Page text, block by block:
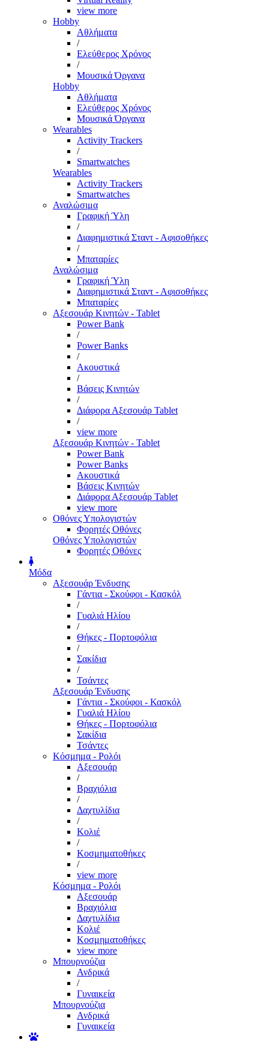
view more
Hobby
Αθλήματα
/
Ελεύθερος Χρόνος
/
Μουσικά Όργανα
Hobby
Αθλήματα
Ελεύθερος Χρόνος
Μουσικά Όργανα
Wearables
Activity Trackers
/
Smartwatches
Wearables
Activity Trackers
Smartwatches
Αναλώσιμα
Γραφική Ύλη
/
Διαφημιστικά Σταντ - Αφισοθήκες
/
Μπαταρίες
Αναλώσιμα
Γραφική Ύλη
Διαφημιστικά Σταντ - Αφισοθήκες
Μπαταρίες
Αξεσουάρ Κινητών - Tablet
Power Bank
/
Power Banks
/
Ακουστικά
/
Βάσεις Κινητών
/
Διάφορα Αξεσουάρ Tablet
/
view more
Αξεσουάρ Κινητών - Tablet
Power Bank
Power Banks
Ακουστικά
Βάσεις Κινητών
Διάφορα Αξεσουάρ Tablet
view more
Οθόνες Υπολογιστών
Φορητές Οθόνες
Οθόνες Υπολογιστών
Φορητές Οθόνες
Μόδα
Αξεσουάρ Ένδυσης
Γάντια - Σκούφοι - Κασκόλ
/
Γυαλιά Ηλίου
/
Θήκες - Πορτοφόλια
/
Σακίδια
/
Τσάντες
Αξεσουάρ Ένδυσης
Γάντια - Σκούφοι - Κασκόλ
Γυαλιά Ηλίου
Θήκες - Πορτοφόλια
Σακίδια
Τσάντες
Κόσμημα - Ρολόι
Αξεσουάρ
/
Βραχιόλια
/
Δαχτυλίδια
/
Κολιέ
/
Κοσμηματοθήκες
/
view more
Κόσμημα - Ρολόι
Αξεσουάρ
Βραχιόλια
Δαχτυλίδια
Κολιέ
Κοσμηματοθήκες
view more
Μπουρνούζια
Ανδρικά
/
Γυναικεία
Μπουρνούζια
Ανδρικά
Γυναικεία